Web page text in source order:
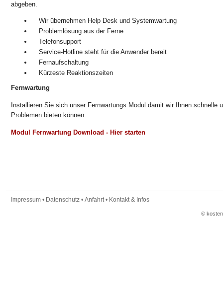
abgeben.
Wir übernehmen Help Desk und Systemwartung
Problemlösung aus der Ferne
Telefonsupport
Service-Hotline steht für die Anwender bereit
Fernaufschaltung
Kürzeste Reaktionszeiten
Fernwartung
Installieren Sie sich unser Fernwartungs Modul damit wir Ihnen schnelle
Problemen bieten können.
Modul Fernwartung Download - Hier starten
Impressum • Datenschutz • Anfahrt• Kontakt & Infos
©